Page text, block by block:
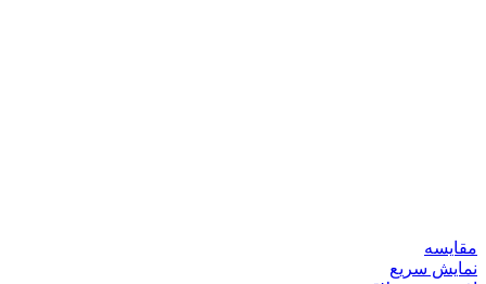
مقايسه
نمایش سریع